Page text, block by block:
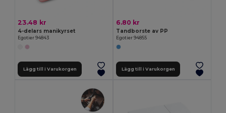
23.48 kr
4-delars manikyrset
Egotier 94843
Lägg till i Varukorgen
6.80 kr
Tandborste av PP
Egotier 94855
Lägg till i Varukorgen